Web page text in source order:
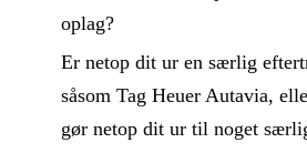
oplag?
Er netop dit ur en særlig
såsom Tag Heuer Autavia,
gør netop dit ur til noget